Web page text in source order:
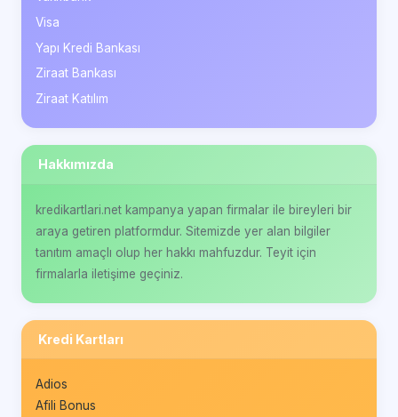
Visa
Yapı Kredi Bankası
Ziraat Bankası
Ziraat Katılım
Hakkımızda
kredikartlari.net kampanya yapan firmalar ile bireyleri bir
araya getiren platformdur. Sitemizde yer alan bilgiler
tanıtım amaçlı olup her hakkı mahfuzdur. Teyit için
firmalarla iletişime geçiniz.
Kredi Kartları
Adios
Afili Bonus